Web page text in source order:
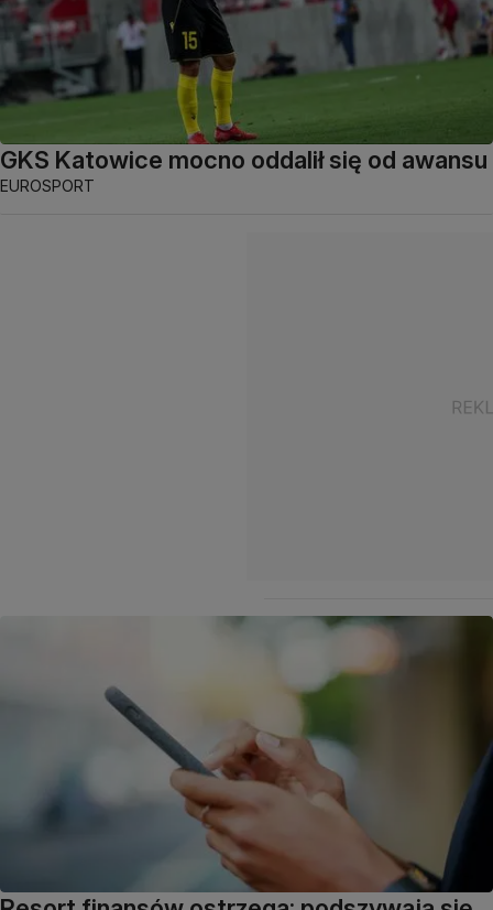
GKS Katowice mocno oddalił się od awansu
EUROSPORT